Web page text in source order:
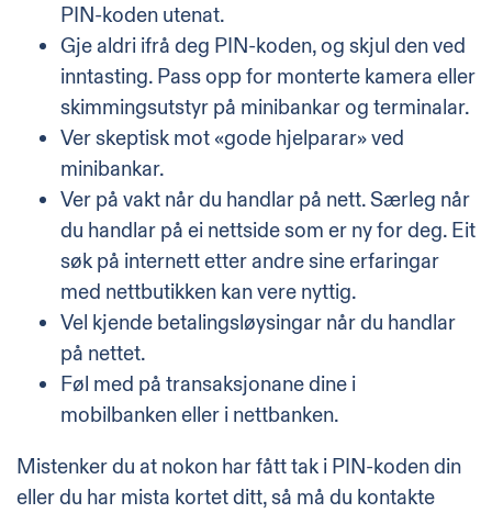
PIN-koden utenat.
Gje aldri ifrå deg PIN-koden, og skjul den ved
inntasting. Pass opp for monterte kamera eller
skimmingsutstyr på minibankar og terminalar.
Ver skeptisk mot «gode hjelparar» ved
minibankar.
Ver på vakt når du handlar på nett. Særleg når
du handlar på ei nettside som er ny for deg. Eit
søk på internett etter andre sine erfaringar
med nettbutikken kan vere nyttig.
Vel kjende betalingsløysingar når du handlar
på nettet.
Føl med på transaksjonane dine i
mobilbanken eller i nettbanken.
Mistenker du at nokon har fått tak i PIN-koden din
eller du har mista kortet ditt, så må du kontakte